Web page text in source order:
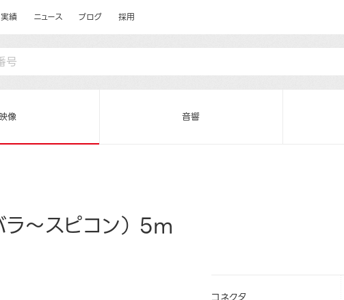
実績 ニュース ブログ 採用
映像 音響
～スピコン） 5m